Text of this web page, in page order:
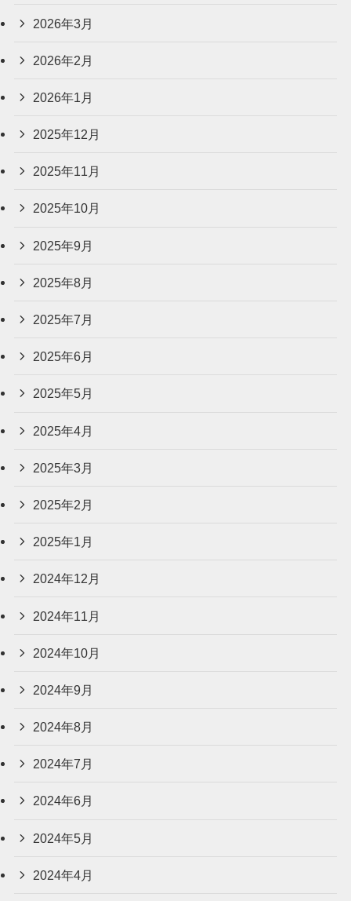
2026年3月
2026年2月
2026年1月
2025年12月
2025年11月
2025年10月
2025年9月
2025年8月
2025年7月
2025年6月
2025年5月
2025年4月
2025年3月
2025年2月
2025年1月
2024年12月
2024年11月
2024年10月
2024年9月
2024年8月
2024年7月
2024年6月
2024年5月
2024年4月